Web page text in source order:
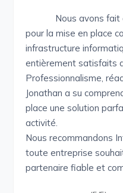
Nous avons fait
pour la mise en place
infrastructure
entièrement satisfaits
Professionnalisme,
Jonathan a su
place une solution
activité.
Nous recommandons
toute entreprise
partenaire fiable et